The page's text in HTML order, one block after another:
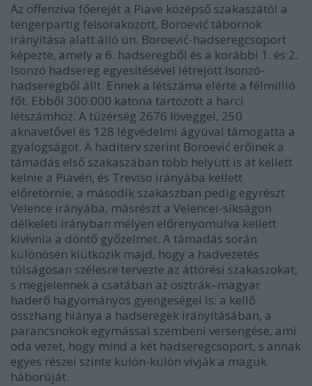
Az offenzíva főerejét a Piave középső szakaszától a
tengerpartig felsorakozott, Boroević tábornok
irányítása alatt álló ún. Boroević-hadseregcsoport
képezte, amely a 6. hadseregből és a korábbi 1. és 2.
Isonzó hadsereg egyesítésével létrejött Isonzó-
hadseregből állt. Ennek a létszáma elérte a félmillió
főt. Ebből 300.000 katona tartozott a harci
létszámhoz. A tüzérség 2676 löveggel, 250
aknavetővel és 128 légvédelmi ágyúval támogatta a
gyalogságot. A haditerv szerint Boroević erőinek a
támadás első szakaszában több helyütt is át kellett
kelnie a Piavén, és Treviso irányába kellett
előretörnie, a második szakaszban pedig egyrészt
Velence irányába, másrészt a Velencei-síkságon
délkeleti irányban mélyen előrenyomulva kellett
kivívnia a döntő győzelmet. A támadás során
különösen kiütközik majd, hogy a hadvezetés
túlságosan szélesre tervezte az áttörési szakaszokat,
s megjelennek a csatában az osztrák–magyar
haderő hagyományos gyengeségei is: a kellő
összhang hiánya a hadseregek irányításában, a
parancsnokok egymással szembeni versengése, ami
oda vezet, hogy mind a két hadseregcsoport, s annak
egyes részei szinte külön-külön vívják a maguk
háborúját.